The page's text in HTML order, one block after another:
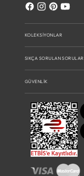
KOLEKSIYONLAR
SIKÇA SORULAN SORULAR
GÜVENLIK